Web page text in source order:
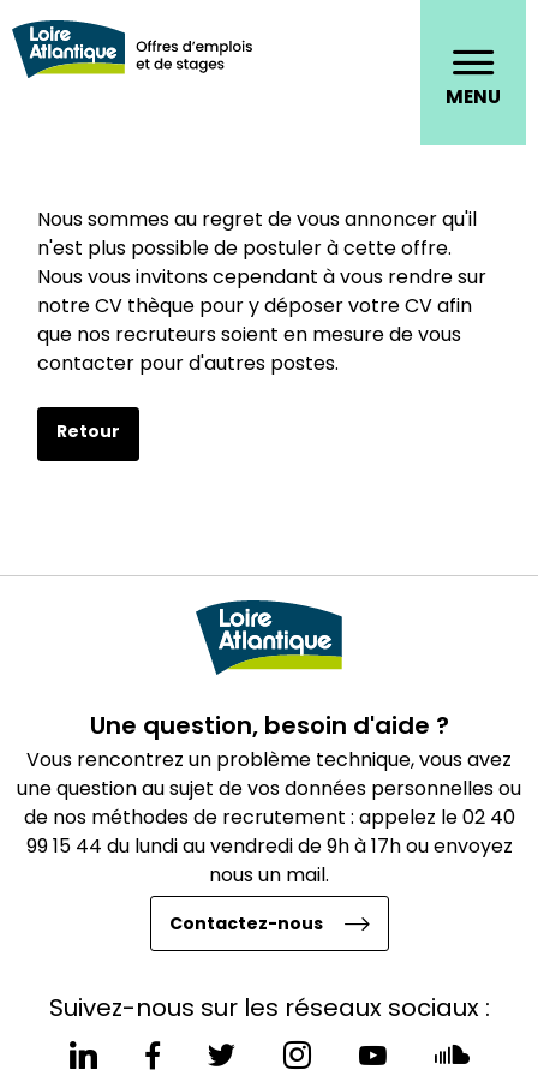
Aller au contenu principal
Ouvrir
le
de
MENU
Nous sommes au regret de vous annoncer qu'il
n'est plus possible de postuler à cette offre.
Nous vous invitons cependant à vous rendre sur
notre CV thèque pour y déposer votre CV afin
que nos recruteurs soient en mesure de vous
contacter pour d'autres postes.
Retour
Une question, besoin d'aide ?
Vous rencontrez un problème technique, vous avez
une question au sujet de vos données personnelles ou
de nos méthodes de recrutement : appelez le 02 40
99 15 44 du lundi au vendredi de 9h à 17h ou envoyez
nous un mail.
Contactez-nous
Suivez-nous sur les réseaux sociaux :
Le
Le
Le
Le
Le
Le